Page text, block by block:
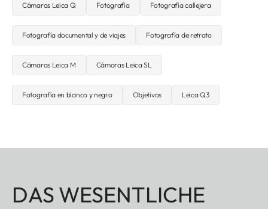
Cámaras Leica Q Fotografía Fotografía callejera
Fotografía documental y de viajes Fotografía de retrato
Cámaras Leica M Cámaras Leica SL
Fotografía en blanco y negro Objetivos Leica Q3
DAS WESENTLICHE